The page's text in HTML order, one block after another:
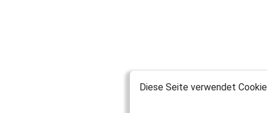
Diese Seite verwendet